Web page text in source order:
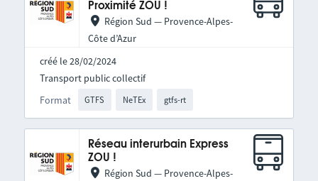
Proximité ZOU !
Région Sud — Provence-Alpes-
Côte d’Azur
créé le 28/02/2024
Format GTFS NeTEx gtfs-rt
Transport public collectif
Réseau interurbain Express
ZOU !
Région Sud — Provence-Alpes-